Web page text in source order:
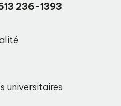
236-1393
universitaires